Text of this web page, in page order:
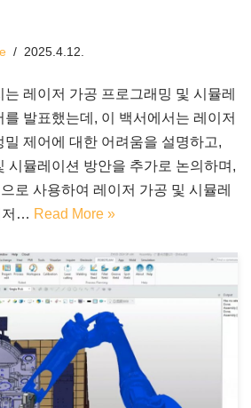
2025.4.12.
레이저 가공 프로그래밍 및 시뮬레
발표했는데, 이 백서에서는 레이저
제어에 대한 어려움을 설명하고,
시뮬레이션 방안을 추가로 논의하며,
로 사용하여 레이저 가공 및 시뮬레
저… Read More »